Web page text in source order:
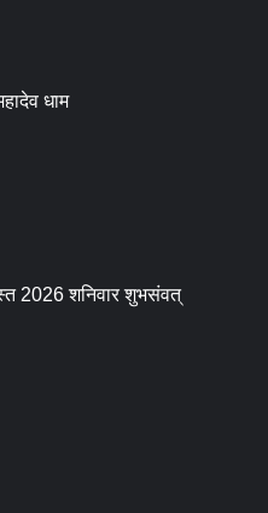
धाम
2026 शनिवार शुभसंवत्